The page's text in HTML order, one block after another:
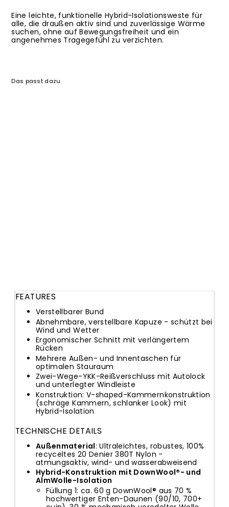
Eine leichte, funktionelle Hybrid-Isolationsweste für
alle, die draußen aktiv sind und zuverlässige Wärme
suchen, ohne auf Bewegungsfreiheit und ein
angenehmes Tragegefühl zu verzichten.
Das passt dazu
FEATURES
Verstellbarer Bund
Abnehmbare, verstellbare Kapuze - schützt bei
Wind und Wetter
Ergonomischer Schnitt mit verlängertem
Rücken
Mehrere Außen- und Innentaschen für
optimalen Stauraum
Zwei-Wege-YKK-Reißverschluss mit Autolock
und unterlegter Windleiste
Konstruktion: V-shaped-Kammernkonstruktion
(schräge Kammern, schlanker Look) mit
Hybrid-Isolation
TECHNISCHE DETAILS
Außenmaterial: Ultraleichtes, robustes, 100%
recyceltes 20 Denier 380T Nylon -
atmungsaktiv, wind- und wasserabweisend
Hybrid-Konstruktion mit DownWool®- und
AlmWolle-Isolation
Füllung 1: ca. 60 g DownWool® aus 70 %
hochwertiger Enten-Daunen (90/10, 700+